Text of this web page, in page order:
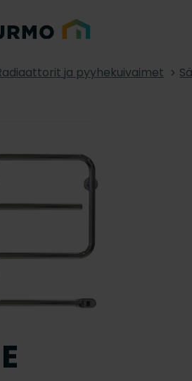
ja pyyhekuivaimet